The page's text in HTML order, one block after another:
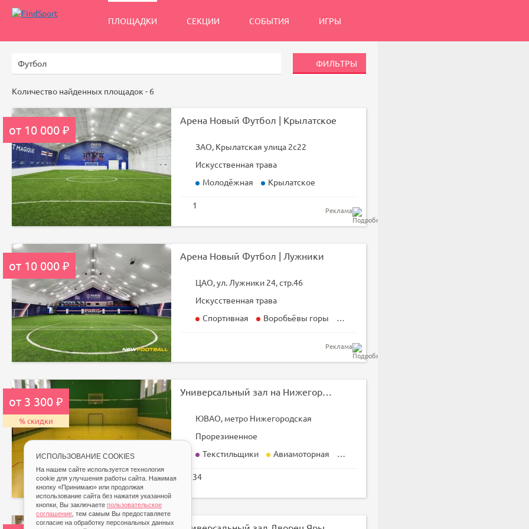
ИСПОЛЬЗОВАНИЕ COOKIES
На нашем сайте используется технология
cookie для улучшения работы сайта. Нажимая
кнопку «Принимаю» или продолжая
использование сайта без нажатия указанной
кнопки, Вы заключаете пользовательское
соглашение , тем самым Вы предоставляете
согласие на обработку персональных данных
ПЛОЩАДКИ СЕКЦИИ СОБЫТИЯ ИГРЫ
ФИЛЬТРЫ
Количество найденных площадок - 6
Арена Новый Футбол | Крылатское
от 10 000 ₽
ЗАО, Крылатская улица 2с22
Искусственная трава
Молодёжная
Крылатское
1
Реклама
Арена Новый Футбол | Лужники
от 10 000 ₽
ЦАО, ул. Лужники 24, стр.46
Искусственная трава
Спортивная
Воробьёвы горы Лужники
Реклама
Универсальный зал на Нижегородской
от 3 300 ₽
% скидки
ЮВАО, метро Нижегородская
Прорезиненное
Текстильщики
Авиамоторная Нижегородская
34